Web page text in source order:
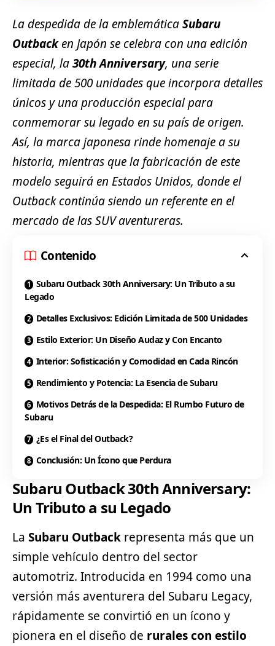
La despedida de la emblemáticaSubaru
Outbacken Japón se celebra con una edición
especial, la30th Anniversary, una serie
limitada de 500 unidades que incorpora detalles
únicos y una producción especial para
conmemorar su legado en su país de origen.
Así, la marca japonesa rinde homenaje a su
historia, mientras que la fabricación de este
modelo seguirá en Estados Unidos, donde el
Outback continúa siendo un referente en el
mercado de las SUV aventureras.
Contenido
Subaru Outback 30th Anniversary: Un Tributo a su
Legado
Detalles Exclusivos: Edición Limitada de 500 Unidades
Estilo Exterior: Un Diseño Audaz y Con Encanto
Interior: Sofisticación y Comodidad en Cada Rincón
Rendimiento y Potencia: La Esencia de Subaru
Motivos Detrás de la Despedida: El Rumbo Futuro de
Subaru
¿Es el Final del Outback?
Conclusión: Un Ícono que Perdura
Subaru Outback 30th Anniversary:
Un Tributo a su Legado
La Subaru Outback representa más que un
simple vehículo dentro del sector
automotriz. Introducida en 1994 como una
versión más aventurera del Subaru Legacy,
rápidamente se convirtió en un ícono y
pionera en el diseño de rurales con estilo